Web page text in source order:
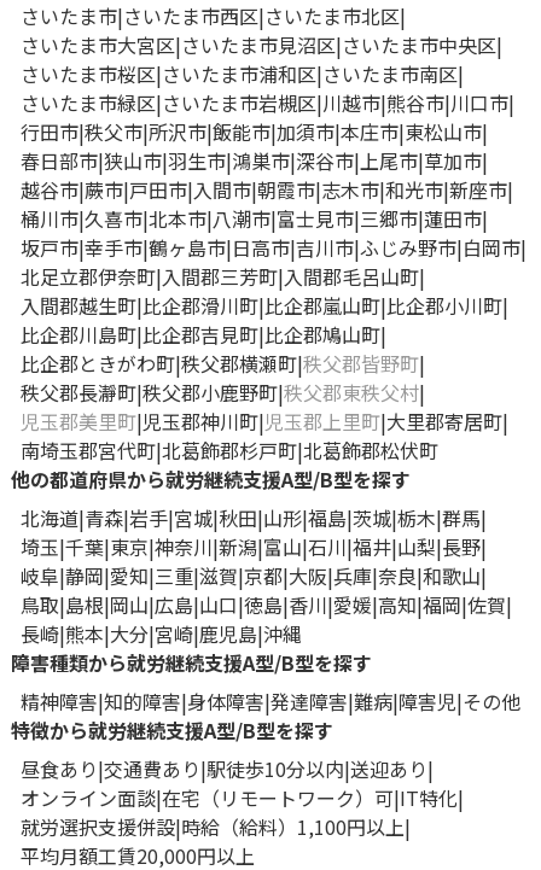
さいたま市 さいたま市西区 さいたま市北区
さいたま市大宮区 さいたま市見沼区 さいたま市中央区
さいたま市桜区 さいたま市浦和区 さいたま市南区
さいたま市緑区 さいたま市岩槻区 川越市 熊谷市 川口市
行田市 秩父市 所沢市 飯能市 加須市 本庄市 東松山市
春日部市 狭山市 羽生市 鴻巣市 深谷市 上尾市 草加市
越谷市 蕨市 戸田市 入間市 朝霞市 志木市 和光市 新座市
桶川市 久喜市 北本市 八潮市 富士見市 三郷市 蓮田市
坂戸市 幸手市 鶴ヶ島市 日高市 吉川市 ふじみ野市 白岡市
北足立郡伊奈町 入間郡三芳町 入間郡毛呂山町
入間郡越生町 比企郡滑川町 比企郡嵐山町 比企郡小川町
比企郡川島町 比企郡吉見町 比企郡鳩山町
比企郡ときがわ町 秩父郡横瀬町 秩父郡皆野町
秩父郡長瀞町 秩父郡小鹿野町 秩父郡東秩父村
児玉郡美里町 児玉郡神川町 児玉郡上里町 大里郡寄居町
南埼玉郡宮代町 北葛飾郡杉戸町 北葛飾郡松伏町
他の都道府県から就労継続支援A型/B型を探す
北海道 青森 岩手 宮城 秋田 山形 福島 茨城 栃木 群馬
埼玉 千葉 東京 神奈川 新潟 富山 石川 福井 山梨 長野
岐阜 静岡 愛知 三重 滋賀 京都 大阪 兵庫 奈良 和歌山
鳥取 島根 岡山 広島 山口 徳島 香川 愛媛 高知 福岡 佐賀
長崎 熊本 大分 宮崎 鹿児島 沖縄
障害種類から就労継続支援A型/B型を探す
精神障害 知的障害 身体障害 発達障害 難病 障害児 その他
特徴から就労継続支援A型/B型を探す
昼食あり 交通費あり 駅徒歩10分以内 送迎あり
オンライン面談 在宅（リモートワーク）可 IT特化
就労選択支援併設 時給（給料）1,100円以上
平均月額工賃20,000円以上